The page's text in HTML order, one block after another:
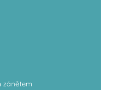
zánětem